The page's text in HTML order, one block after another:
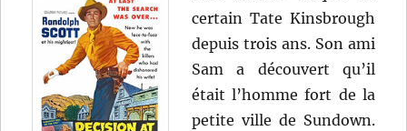
certain Tate Kinsbrough
depuis trois ans. Son ami
Sam a découvert qu’il
était l’homme fort de la
petite ville de Sundown.